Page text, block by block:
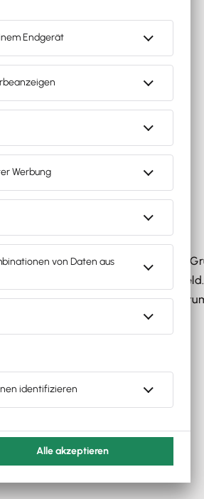
oberen Bereich ist aus diesem
automatisch ins untere
darauf, dass immer ein